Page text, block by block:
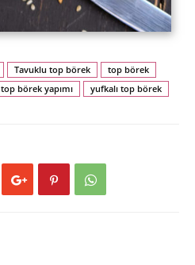
Tavuklu top börek
top börek
top börek yapımı yufkalı top börek